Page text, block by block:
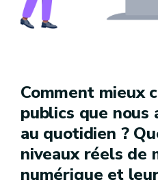
Comment mieux
publics que nous
au quotidien ?
niveaux réels de
numérique et